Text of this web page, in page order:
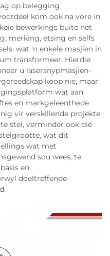
op belegging
kom ook na vore in
bewerkings buite net
merking, etsing en selfs
wat 'n enkele masjien in
transformeer. Hierdie
u lasersnypmasjien-
koop nie, maar
wat aan
en markgeleenthede
vir verskillende projekte
stel, verminder ook die
wat dit
wat met
sou wees, te
en
doeltreffende